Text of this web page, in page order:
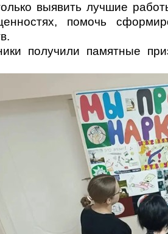
выявить лучшие
помочь
получили памятные